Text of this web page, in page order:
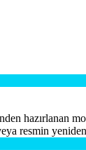
hazırlanan
resmin